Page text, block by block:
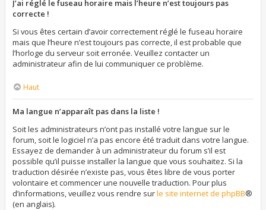
J’ai réglé le fuseau horaire mais l’heure n’est toujours pas
correcte !
Si vous êtes certain d’avoir correctement réglé le fuseau horaire
mais que l’heure n’est toujours pas correcte, il est probable que
l’horloge du serveur soit erronée. Veuillez contacter un
administrateur afin de lui communiquer ce problème.
Haut
Ma langue n’apparaît pas dans la liste !
Soit les administrateurs n’ont pas installé votre langue sur le
forum, soit le logiciel n’a pas encore été traduit dans votre langue.
Essayez de demander à un administrateur du forum s’il est
possible qu’il puisse installer la langue que vous souhaitez. Si la
traduction désirée n’existe pas, vous êtes libre de vous porter
volontaire et commencer une nouvelle traduction. Pour plus
d’informations, veuillez vous rendre surle site internet de phpBB®
(en anglais).